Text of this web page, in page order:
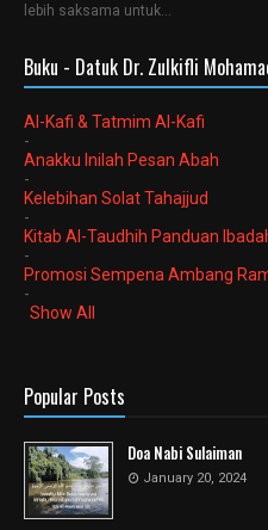
lebih saksama untuk…
Buku - Datuk Dr. Zulkifli
Al-Kafi & Tatmim Al-Kafi
-
Anakku Inilah Pesan Abah
-
Kelebihan Solat Tahajjud
-
Kitab Al-Taudhih Panduan
-
Promosi Sempena Ambang
-
Show All
Popular Posts
Doa Nabi Sulaiman
January 20, 2024